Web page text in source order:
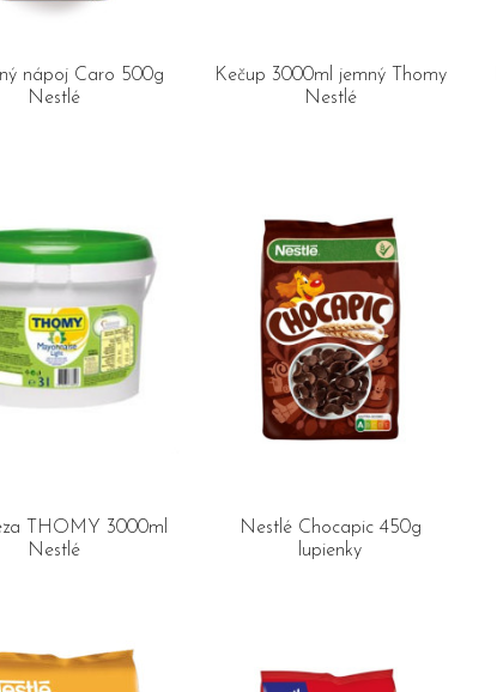
nápoj Caro 500g
Nestlé
Kečup 3000ml jemný Thomy
Nestlé
THOMY 3000ml
Nestlé
Nestlé Chocapic 450g
lupienky